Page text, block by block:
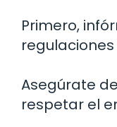
Primero,
Asegúrate
respetar el